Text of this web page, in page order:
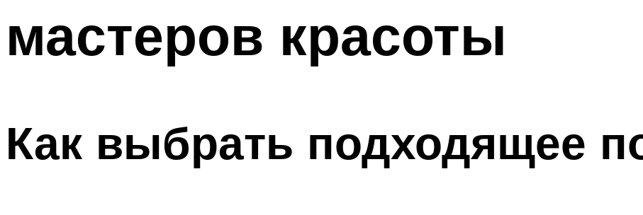
мастеров красоты
Как выбрать подходящее